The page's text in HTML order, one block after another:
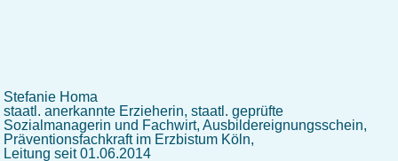
Stefanie Homa
staatl. anerkannte Erzieherin, staatl. geprüfte
Sozialmanagerin und Fachwirt, Ausbildereignungsschein,
Präventionsfachkraft im Erzbistum Köln,
Leitung seit 01.06.2014